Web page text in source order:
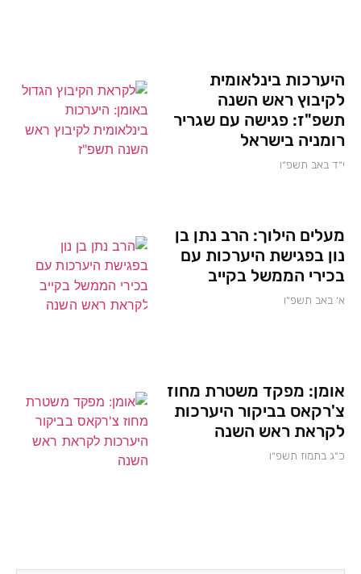
היערכות בינלאומית
לקיבוץ ראש השנה
תשפ"ז: פגישה עם שגריר
רומניה בישראל
י״ד באב תשפ״ו
מעלים הילוך: הרב נתן בן
נון בפגישת היערכות עם
בכירי הממשל בקייב
א׳ באב תשפ״ו
אומן: מפקד משטרת מחוז
צ'רקאס בביקור היערכות
לקראת ראש השנה
כ״ג בתמוז תשפ״ו